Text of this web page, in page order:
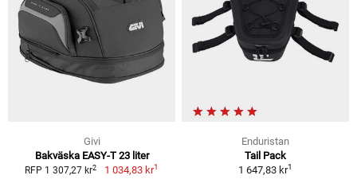
Givi
Bakväska EASY-T 23 liter
RFP 1 307,27 kr2 1 034,83 kr1
Enduristan
Tail Pack
1 647,83 kr1